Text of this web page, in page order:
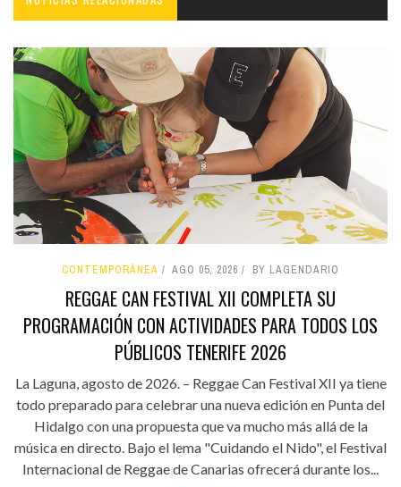
CONTEMPORÁNEA AGO 05, 2026 BY LAGENDARIO
REGGAE CAN FESTIVAL XII COMPLETA SU
PROGRAMACIÓN CON ACTIVIDADES PARA TODOS LOS
PÚBLICOS TENERIFE 2026
La Laguna, agosto de 2026. – Reggae Can Festival XII ya tiene
todo preparado para celebrar una nueva edición en Punta del
Hidalgo con una propuesta que va mucho más allá de la
música en directo. Bajo el lema "Cuidando el Nido", el Festival
Internacional de Reggae de Canarias ofrecerá durante los...